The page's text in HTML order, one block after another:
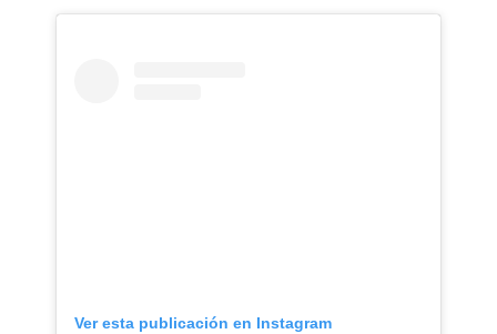
Ver esta publicación en Instagram